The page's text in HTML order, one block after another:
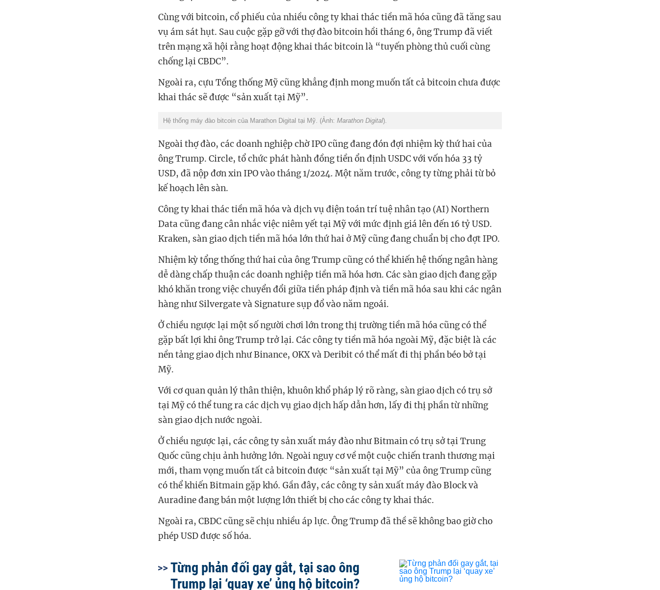
Cùng với bitcoin, cổ phiếu của nhiều công ty khai thác tiền mã hóa cũng đã tăng sau
vụ ám sát hụt. Sau cuộc gặp gỡ với thợ đào bitcoin hồi tháng 6, ông Trump đã viết
trên mạng xã hội rằng hoạt động khai thác bitcoin là “tuyến phòng thủ cuối cùng
chống lại CBDC”.
Ngoài ra, cựu Tổng thống Mỹ cũng khẳng định mong muốn tất cả bitcoin chưa được
khai thác sẽ được “sản xuất tại Mỹ”.
Hệ thống máy đào bitcoin của Marathon Digital tại Mỹ. (Ảnh: Marathon Digital).
Ngoài thợ đào, các doanh nghiệp chờ IPO cũng đang đón đợi nhiệm kỳ thứ hai của
ông Trump. Circle, tổ chức phát hành đồng tiền ổn định USDC với vốn hóa 33 tỷ
USD, đã nộp đơn xin IPO vào tháng 1/2024. Một năm trước, công ty từng phải từ bỏ
kế hoạch lên sàn.
Công ty khai thác tiền mã hóa và dịch vụ điện toán trí tuệ nhân tạo (AI) Northern
Data cũng đang cân nhắc việc niêm yết tại Mỹ với mức định giá lên đến 16 tỷ USD.
Kraken, sàn giao dịch tiền mã hóa lớn thứ hai ở Mỹ cũng đang chuẩn bị cho đợt IPO.
Nhiệm kỳ tổng thống thứ hai của ông Trump cũng có thể khiến hệ thống ngân hàng
dễ dàng chấp thuận các doanh nghiệp tiền mã hóa hơn. Các sàn giao dịch đang gặp
khó khăn trong việc chuyển đổi giữa tiền pháp định và tiền mã hóa sau khi các ngân
hàng như Silvergate và Signature sụp đổ vào năm ngoái.
Ở chiều ngược lại một số người chơi lớn trong thị trường tiền mã hóa cũng có thể
gặp bất lợi khi ông Trump trở lại. Các công ty tiền mã hóa ngoài Mỹ, đặc biệt là các
nền tảng giao dịch như Binance, OKX và Deribit có thể mất đi thị phần béo bở tại
Mỹ.
Với cơ quan quản lý thân thiện, khuôn khổ pháp lý rõ ràng, sàn giao dịch có trụ sở
tại Mỹ có thể tung ra các dịch vụ giao dịch hấp dẫn hơn, lấy đi thị phần từ những
sàn giao dịch nước ngoài.
Ở chiều ngược lại, các công ty sản xuất máy đào như Bitmain có trụ sở tại Trung
Quốc cũng chịu ảnh hưởng lớn. Ngoài nguy cơ về một cuộc chiến tranh thương mại
mới, tham vọng muốn tất cả bitcoin được “sản xuất tại Mỹ” của ông Trump cũng
có thể khiến Bitmain gặp khó. Gần đây, các công ty sản xuất máy đào Block và
Auradine đang bán một lượng lớn thiết bị cho các công ty khai thác.
Ngoài ra, CBDC cũng sẽ chịu nhiều áp lực. Ông Trump đã thề sẽ không bao giờ cho
phép USD được số hóa.
Từng phản đối gay gắt, tại sao ông
Trump lại ‘quay xe’ ủng hộ bitcoin?